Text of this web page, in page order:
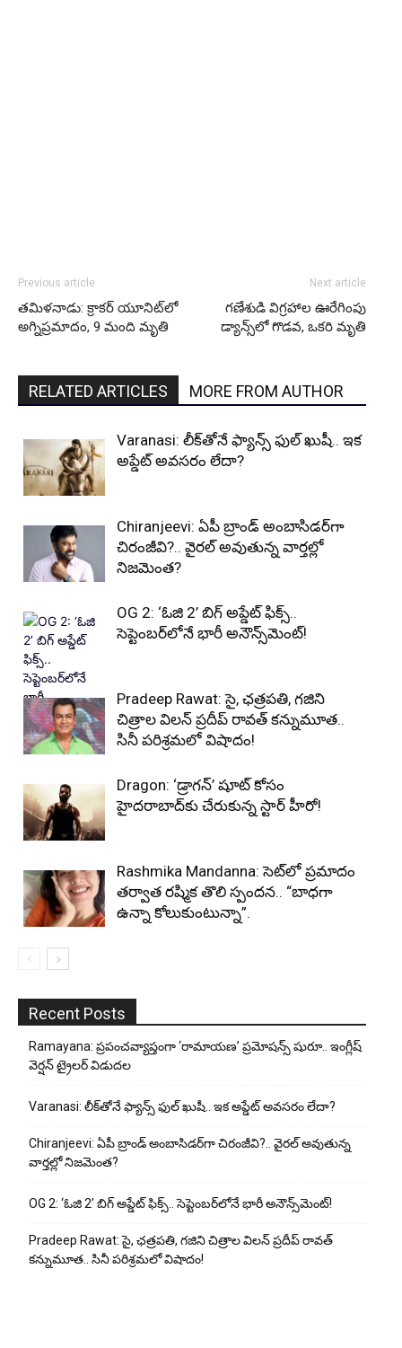
Previous article
తమిళనాడు: క్రాకర్ యూనిట్‌లో
అగ్నిప్రమాదం, 9 మంది మృతి
Next article
గణేశుడి విగ్రహాల ఊరేగింపు
డ్యాన్స్‌లో గొడవ, ఒకరి మృతి
RELATED ARTICLES MORE FROM AUTHOR
Varanasi: లీక్‌తోనే ఫ్యాన్స్ ఫుల్ ఖుషీ.. ఇక
అప్డేట్ అవసరం లేదా?
Chiranjeevi: ఏపీ బ్రాండ్ అంబాసిడర్‌గా
చిరంజీవి?.. వైరల్ అవుతున్న వార్తల్లో
నిజమెంత?
OG 2: ‘ఓజి 2’ బిగ్ అప్డేట్ ఫిక్స్..
సెప్టెంబర్‌లోనే భారీ అనౌన్స్‌మెంట్!
Pradeep Rawat: సై, ఛత్రపతి, గజిని
చిత్రాల విలన్ ప్రదీప్ రావత్ కన్నుమూత..
సినీ పరిశ్రమలో విషాదం!
Dragon: ‘డ్రాగన్’ షూట్ కోసం
హైదరాబాద్‌కు చేరుకున్న స్టార్ హీరో!
Rashmika Mandanna: సెట్‌లో ప్రమాదం
తర్వాత రష్మిక తొలి స్పందన.. “బాధగా
ఉన్నా కోలుకుంటున్నా”.
Recent Posts
Ramayana: ప్రపంచవ్యాప్తంగా ‘రామాయణ’ ప్రమోషన్స్ షురూ.. ఇంగ్లీష్
వెర్షన్ ట్రైలర్ విడుదల
Varanasi: లీక్‌తోనే ఫ్యాన్స్ ఫుల్ ఖుషీ.. ఇక అప్డేట్ అవసరం లేదా?
Chiranjeevi: ఏపీ బ్రాండ్ అంబాసిడర్‌గా చిరంజీవి?.. వైరల్ అవుతున్న
వార్తల్లో నిజమెంత?
OG 2: ‘ఓజి 2’ బిగ్ అప్డేట్ ఫిక్స్.. సెప్టెంబర్‌లోనే భారీ అనౌన్స్‌మెంట్!
Pradeep Rawat: సై, ఛత్రపతి, గజిని చిత్రాల విలన్ ప్రదీప్ రావత్
కన్నుమూత.. సినీ పరిశ్రమలో విషాదం!